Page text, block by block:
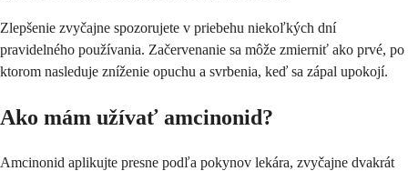
Zlepšenie zvyčajne spozorujete v priebehu niekoľkých dní
pravidelného používania. Začervenanie sa môže zmierniť ako prvé, po
ktorom nasleduje zníženie opuchu a svrbenia, keď sa zápal upokojí.
Ako mám užívať amcinonid?
Amcinonid aplikujte presne podľa pokynov lekára, zvyčajne dvakrát